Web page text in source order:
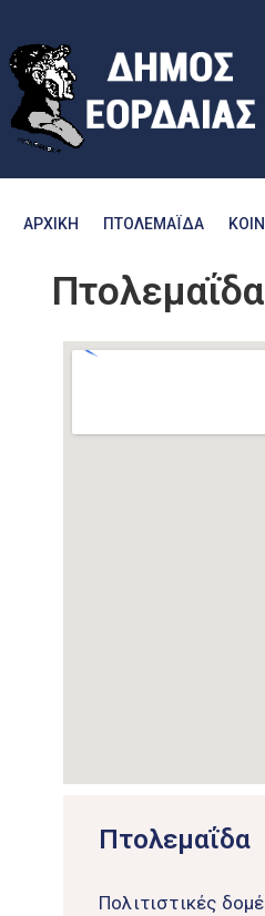
ΑΡΧΙΚΉ ΠΤΟΛΕΜΑΪ́ΔΑ
Πτολεμαΐδα
Πολιτιστικές